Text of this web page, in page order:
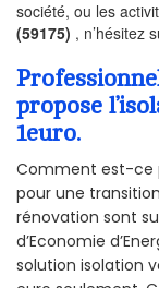
société, ou les
(59175) , n’hésitez
propose
1euro.
Comment est-ce
pour une
rénovation sont
d’Economie
solution isolation